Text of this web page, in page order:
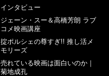
インタビュー
ジェーン・スー＆高橋芳朗 ラブ
コメ映画講座
掟ポルシェの尊すぎ!! 推し活メ
モリーズ
売れている映画は面白いのか｜
菊地成孔